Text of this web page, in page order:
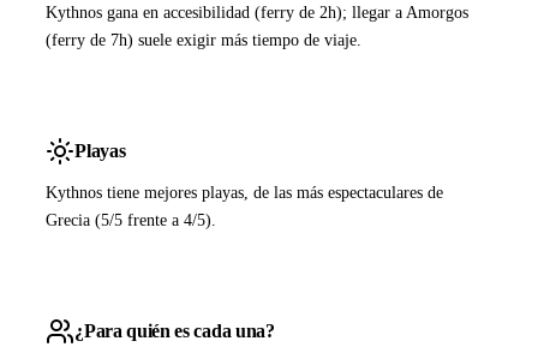
Kythnos gana en accesibilidad (ferry de 2h); llegar a Amorgos
(ferry de 7h) suele exigir más tiempo de viaje.
Playas
Kythnos tiene mejores playas, de las más espectaculares de
Grecia (5/5 frente a 4/5).
¿Para quién es cada una?